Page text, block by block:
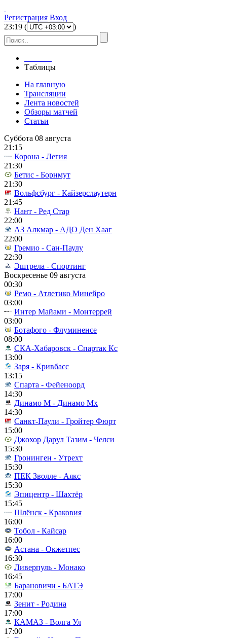
Регистрация Вход
23:19 ( )
Таблицы
На главную
Трансляции
Лента новостей
Обзоры матчей
Статьи
Суббота 08 августа
21:15
Корона - Легия
21:30
Бетис - Борнмут
21:30
Вольфсбург - Кайзерслаутерн
21:45
Нант - Ред Стар
22:00
АЗ Алкмар - АДО Ден Хааг
22:00
Гремио - Сан-Паулу
22:30
Эштрела - Спортинг
Воскресенье 09 августа
00:30
Ремо - Атлетико Минейро
03:00
Интер Майами - Монтеррей
03:00
Ботафого - Флуминенсе
08:00
СКА-Хабаровск - Спартак Кс
13:00
Заря - Кривбасс
13:15
Спарта - Фейеноорд
14:30
Динамо М - Динамо Мх
14:30
Санкт-Паули - Гройтер Фюрт
15:00
Джохор Дарул Тазим - Челси
15:30
Гронинген - Утрехт
15:30
ПЕК Зволле - Аякс
15:30
Эпицентр - Шахтёр
15:45
Шлёнск - Краковия
16:00
Тобол - Кайсар
16:00
Астана - Окжетпес
16:30
Ливерпуль - Монако
16:45
Барановичи - БАТЭ
17:00
Зенит - Родина
17:00
КАМАЗ - Волга Ул
17:00